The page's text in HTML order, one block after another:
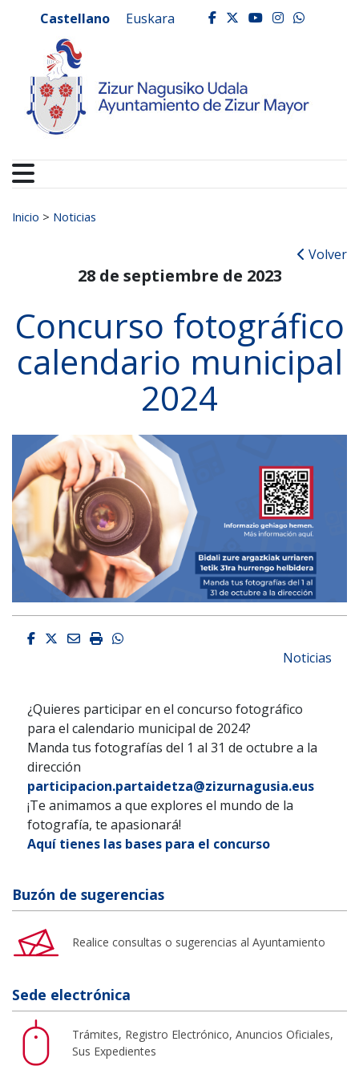
Ayuntamiento de
Castellano Euskara facebook
twitter
youtube
Buscar:
Inicio > Noticias
Volver
28 de septiembre de 2023
Concurso fotográfico
calendario municipal
2024
Facebook
Twitter
EmailImprimirWhatsapp
Noticias
¿Quieres participar en el concurso fotográfico
para el calendario municipal de 2024?
Manda tus fotografías del 1 al 31 de octubre a la
dirección
participacion.partaidetza@zizurnagusia.eus
¡Te animamos a que explores el mundo de la
fotografía, te apasionará!
Aquí tienes las bases para el concurso
Buzón de sugerencias
Realice consultas o sugerencias al Ayuntamiento
Sede electrónica
Trámites, Registro Electrónico, Anuncios Oficiales,
Sus Expedientes